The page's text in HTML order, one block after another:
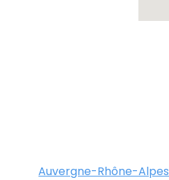
Auvergne-Rhône-Alpes